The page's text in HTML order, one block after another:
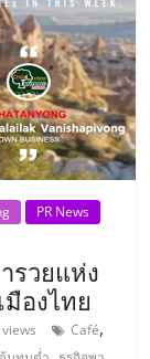
PR News
รวยแห่ง
องไทย
Café,